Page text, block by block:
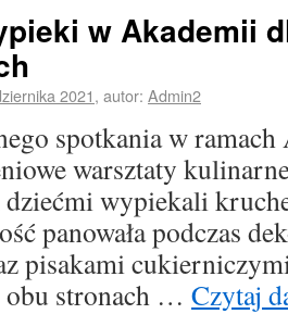
w Akademii
2021, autor: Admin2
spotkania w ramach
warsztaty
wypiekali
panowała podczas
pisakami
obu stronach … Czytaj